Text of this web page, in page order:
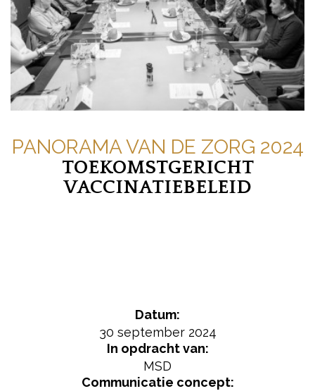
PANORAMA VAN DE ZORG 2024
TOEKOMSTGERICHT
VACCINATIEBELEID
Datum:
30 september 2024
In opdracht van:
MSD
Communicatie concept: